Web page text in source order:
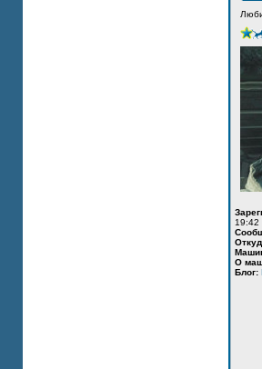
19:42
О
Блог: